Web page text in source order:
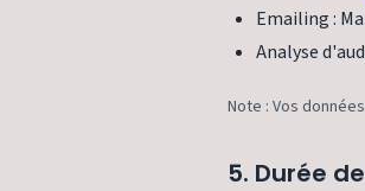
Emailing :
Analyse
Note : Vos
5. Durée